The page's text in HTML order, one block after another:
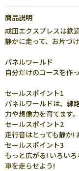
商品説明
成田エクスプレスは鉄
静かに走って、お片づ
パネルワールド
自分だけのコースを作
セールスポイント1
パネルワールドは、線
力や想像力を育てます。
セールスポイント2
走行音はとっても静か!
セールスポイント3
もっと広がる! いろい
車を走らせよう!